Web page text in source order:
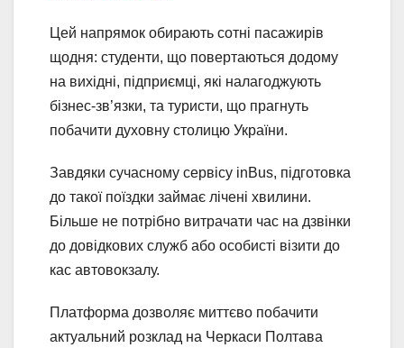
Цей напрямок обирають сотні пасажирів
щодня: студенти, що повертаються додому
на вихідні, підприємці, які налагоджують
бізнес-зв’язки, та туристи, що прагнуть
побачити духовну столицю України.
Завдяки сучасному сервісу inBus, підготовка
до такої поїздки займає лічені хвилини.
Більше не потрібно витрачати час на дзвінки
до довідкових служб або особисті візити до
кас автовокзалу.
Платформа дозволяє миттєво побачити
актуальний розклад на Черкаси Полтава